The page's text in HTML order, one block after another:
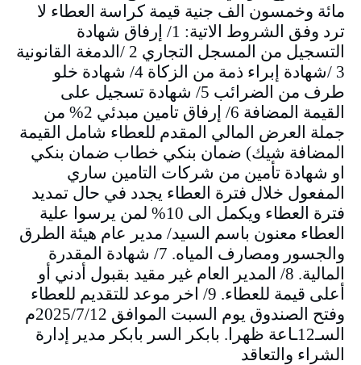
مائة وخمسون الف جنية قيمة كراسة العطاء لا
ترد وفق الشروط الاتية: 1/ إرفاق شهادة
التسجيل من المسجل التجاري 2 /الدمغة القانونية
3 /شهادة إبراء ذمة من الزكاة 4/ شهادة خلو
طرف من الضرائب 5/ شهادة تسجيل على
القيمة المضافة 6/ إرفاق تامين مبدئي 2% من
جملة العرض المالي المقدم للعطاء شامل القيمة
المضافة شيك) ضمان بنكي خطاب ضمان بنكي
او شهادة تأمين من شركات التامين ساري
المفعول خلال فترة العطاء يجدد في حال تمديد
فترة العطاء ويكمل الى 10% لمن يرسوا علية
العطاء معنون باسم السيد/ مدير عام هيئة الطرق
والجسور ومصارف المياه. 7/ شهادة المقدرة
المالية. 8/ المدير العام غير مقيد بقبول أدني أو
أعلى قيمة للعطاء. 9/ اخر موعد للتقديم للعطاء
وفتح الصندوق يوم السبت الموافق 2025/7/12م
السـ12ـاعة ظهرا. بابكر السر بابكر مدير إدارة
الشراء والتعاقد